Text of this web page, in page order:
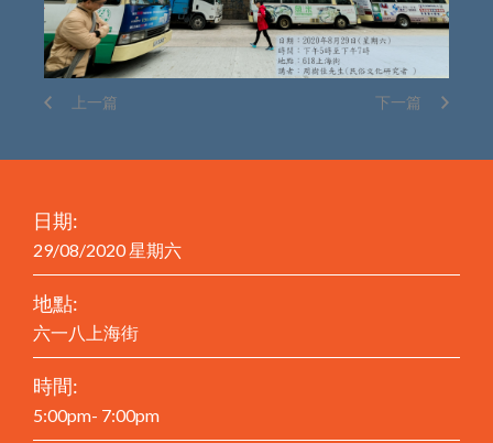
下一篇
上一篇
日期:
29/08/2020 星期六
地點:
六一八上海街
時間:
5:00pm- 7:00pm